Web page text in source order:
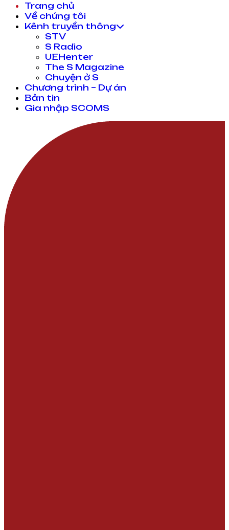
Trang chủ
Về chúng tôi
Kênh truyền thông
STV
S Radio
UEHenter
The S Magazine
Chuyện ở S
Chương trình – Dự án
Bản tin
Gia nhập SCOMS